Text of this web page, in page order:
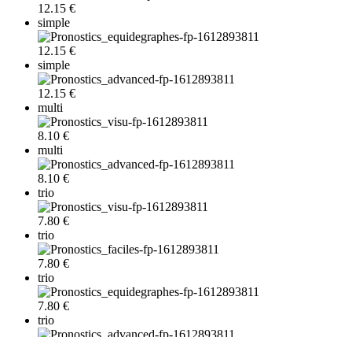
12.15 €
simple
12.15 €
simple
12.15 €
multi
8.10 €
multi
8.10 €
trio
7.80 €
trio
7.80 €
trio
7.80 €
trio